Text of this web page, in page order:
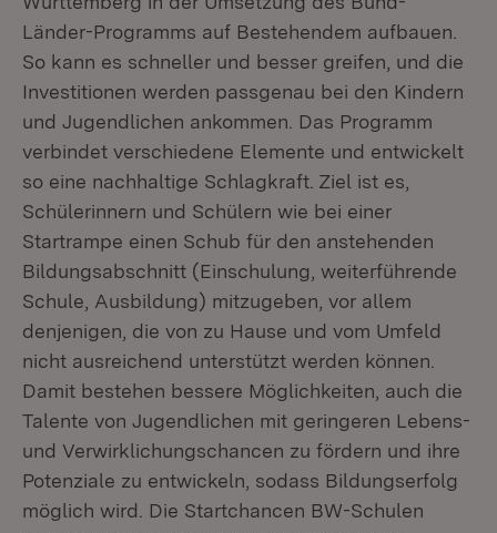
Länder-Programms auf Bestehendem aufbauen.
So kann es schneller und besser greifen, und die
Investitionen werden passgenau bei den Kindern
und Jugendlichen ankommen. Das Programm
verbindet verschiedene Elemente und entwickelt
so eine nachhaltige Schlagkraft. Ziel ist es,
Schülerinnern und Schülern wie bei einer
Startrampe einen Schub für den anstehenden
Bildungsabschnitt (Einschulung, weiterführende
Schule, Ausbildung) mitzugeben, vor allem
denjenigen, die von zu Hause und vom Umfeld
nicht ausreichend unterstützt werden können.
Damit bestehen bessere Möglichkeiten, auch die
Talente von Jugendlichen mit geringeren Lebens-
und Verwirklichungschancen zu fördern und ihre
Potenziale zu entwickeln, sodass Bildungserfolg
möglich wird. Die Startchancen BW-Schulen